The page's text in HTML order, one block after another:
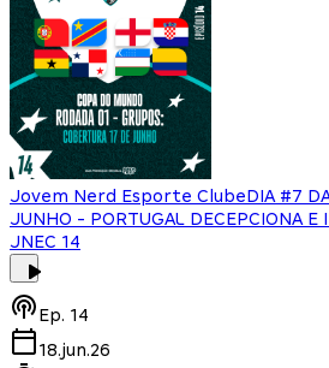
Jovem Nerd Esporte ClubeDIA #7
JUNHO - PORTUGAL DECEPCIONA E
JNEC 14
Ep. 14
18.jun.26